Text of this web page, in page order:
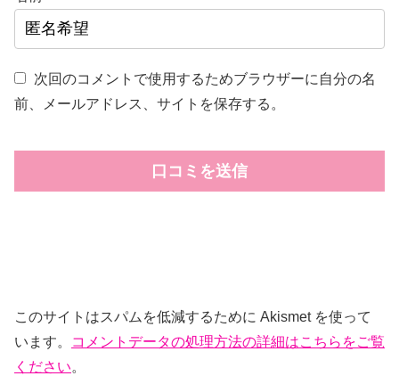
次回のコメントで使用するためブラウザーに自分の名
前、メールアドレス、サイトを保存する。
このサイトはスパムを低減するために Akismet を使って
います。
コメントデータの処理方法の詳細はこちらをご覧
ください。